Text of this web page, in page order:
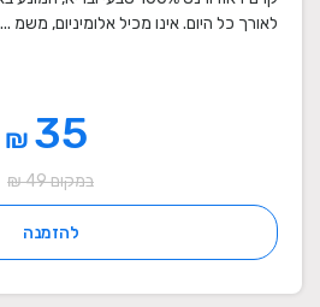
לאורך כל היום. אינו מכיל אלומיניום, משמ ...
₪
במקום 49 ₪
להזמנה